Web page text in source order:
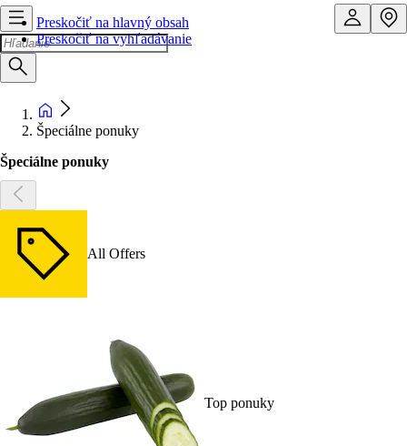
Preskočiť na hlavný obsah
Preskočiť na vyhľadávanie
Špeciálne ponuky
Špeciálne ponuky
All Offers
Top ponuky